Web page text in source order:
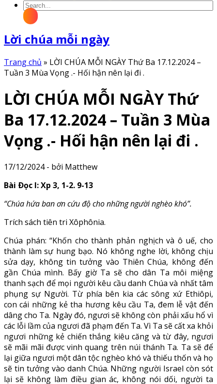
Lời chúa mỗi ngày
Trang chủ » LỜI CHÚA MỖI NGÀY Thứ Ba 17.12.2024 –
Tuần 3 Mùa Vọng .- Hối hận nên lại đi .
LỜI CHÚA MỖI NGÀY Thứ
Ba 17.12.2024 – Tuần 3 Mùa
Vọng .- Hối hận nên lại đi .
17/12/2024 - bởi Matthew
Bài Ðọc I: Xp 3, 1-2. 9-13
“Chúa hứa ban ơn cứu độ cho những người nghèo khó”.
Trích sách tiên tri Xôphônia.
Chúa phán: “Khốn cho thành phản nghịch và ô uế, cho
thành làm sự hung bạo. Nó không nghe lời, không chịu
sửa dạy, không tin tưởng vào Thiên Chúa, không đến
gần Chúa mình. Bấy giờ Ta sẽ cho dân Ta môi miệng
thanh sạch để mọi người kêu cầu danh Chúa và nhất tâm
phụng sự Người. Từ phía bên kia các sông xứ Ethiôpi,
con cái những kẻ tha hương kêu cầu Ta, đem lễ vật đến
dâng cho Ta. Ngày đó, ngươi sẽ không còn phải xấu hổ vì
các lỗi lầm của ngươi đã phạm đến Ta. Vì Ta sẽ cất xa khỏi
ngươi những kẻ chiến thắng kiêu căng và từ đây, ngươi
sẽ mãi mãi được vinh quang trên núi thánh Ta. Ta sẽ để
lại giữa ngươi một dân tộc nghèo khó và thiếu thốn và họ
sẽ tin tưởng vào danh Chúa. Những người Israel còn sót
lại sẽ không làm điều gian ác, không nói dối, người ta